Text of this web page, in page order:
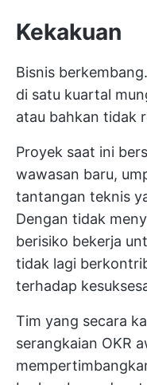
Kekakuan
Bisnis
di satu kuartal
atau bahkan tidak
Proyek saat ini
wawasan baru,
tantangan teknis
Dengan tidak
berisiko bekerja
tidak lagi
terhadap
Tim yang secara
serangkaian OKR